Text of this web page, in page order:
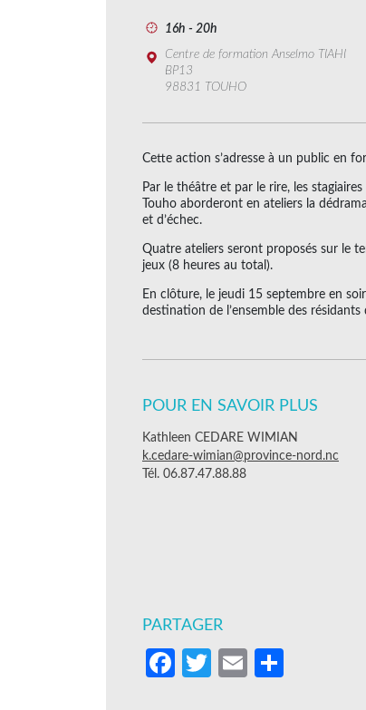
16h - 20h
Centre de formation Anselmo TIAHI
BP13
98831 TOUHO
Cette action s’adresse à un public en
Par le théâtre et par le rire, les
Touho aborderont en ateliers la
et d’échec.
Quatre ateliers seront proposés sur le
jeux (8 heures au total).
En clôture, le jeudi 15 septembre en
destination de l’ensemble des résidants
POUR EN SAVOIR PLUS
Kathleen CEDARE WIMIAN
k.cedare-wimian@province-nord.nc
Tél. 06.87.47.88.88
PARTAGER
Facebook
Twitter
Email